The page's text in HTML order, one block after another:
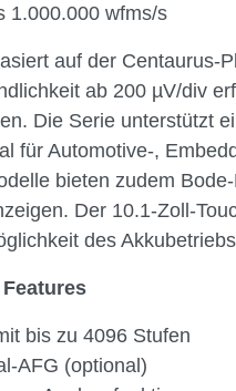
1.000.000 wfms/s
auf der Centaurus-
ab 200 µV/div
Die Serie unterstützt
für Automotive-,
bieten zudem
Der 10.1-Zoll-
des
bis zu 4096 Stufen
AFG (optional)